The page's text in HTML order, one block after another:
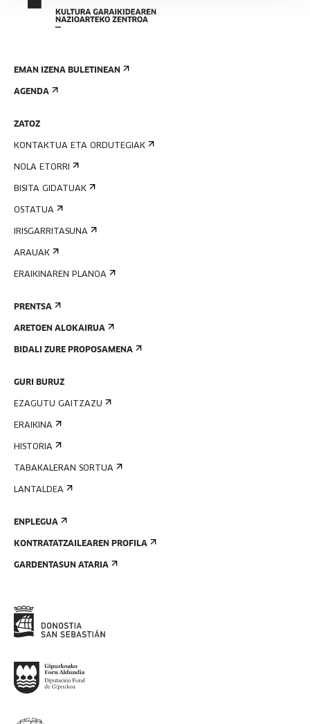
EMAN IZENA BULETINEAN
AGENDA
ZATOZ
KONTAKTUA ETA ORDUTEGIAK
NOLA ETORRI
BISITA GIDATUAK
OSTATUA
IRISGARRITASUNA
ARAUAK
ERAIKINAREN PLANOA
PRENTSA
ARETOEN ALOKAIRUA
BIDALI ZURE PROPOSAMENA
GURI BURUZ
EZAGUTU GAITZAZU
ERAIKINA
HISTORIA
TABAKALERAN SORTUA
LANTALDEA
ENPLEGUA
KONTRATATZAILEAREN PROFILA
GARDENTASUN ATARIA